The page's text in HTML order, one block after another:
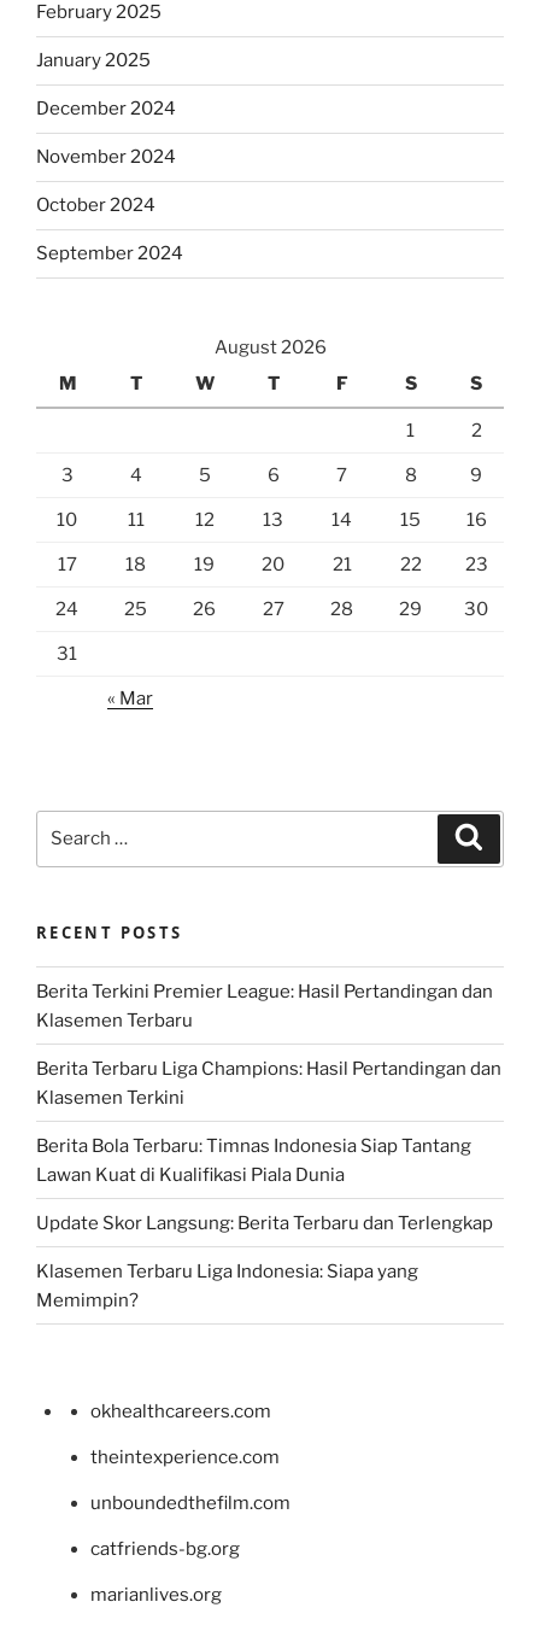
February 2025
January 2025
December 2024
November 2024
October 2024
September 2024
August 2026
M
T W T F S S
1 2
3 4 5 6 7 8 9
10 11 12 13 14 15 16
17 18 19 20 21 22 23
24 25 26 27 28 29 30
31
« Mar
RECENT POSTS
Berita Terkini Premier League: Hasil Pertandingan dan
Klasemen Terbaru
Berita Terbaru Liga Champions: Hasil Pertandingan dan
Klasemen Terkini
Berita Bola Terbaru: Timnas Indonesia Siap Tantang
Lawan Kuat di Kualifikasi Piala Dunia
Update Skor Langsung: Berita Terbaru dan Terlengkap
Klasemen Terbaru Liga Indonesia: Siapa yang
Memimpin?
okhealthcareers.com
theintexperience.com
unboundedthefilm.com
catfriends-bg.org
marianlives.org